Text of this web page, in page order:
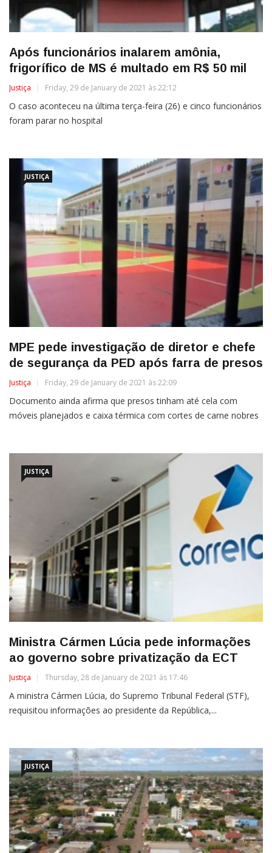
Após funcionários inalarem amônia,
frigorífico de MS é multado em R$ 50 mil
Justiça Friday, 29 de January de 2021 às 22:12
O caso aconteceu na última terça-feira (26) e cinco funcionários
foram parar no hospital
JUSTIÇA
MPE pede investigação de diretor e chefe
de segurança da PED após farra de presos
Justiça Friday, 29 de January de 2021 às 22:09
Documento ainda afirma que presos tinham até cela com
móveis planejados e caixa térmica com cortes de carne nobres
JUSTIÇA
Ministra Cármen Lúcia pede informações
ao governo sobre privatização da ECT
Justiça Thursday, 28 de January de 2021 às 17:46
A ministra Cármen Lúcia, do Supremo Tribunal Federal (STF),
requisitou informações ao presidente da República,...
JUSTIÇA